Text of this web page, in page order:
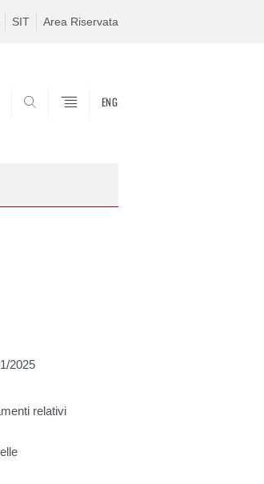
SIT Area Riservata
ENG
2025
relativi